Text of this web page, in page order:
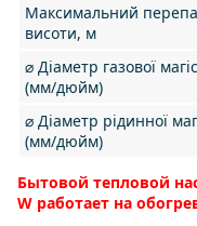
Максимальний
висоти, м
⌀ Діаметр газової
(мм/дюйм)
⌀ Діаметр рідинної
(мм/дюйм)
Бытовой тепловой
W работает на